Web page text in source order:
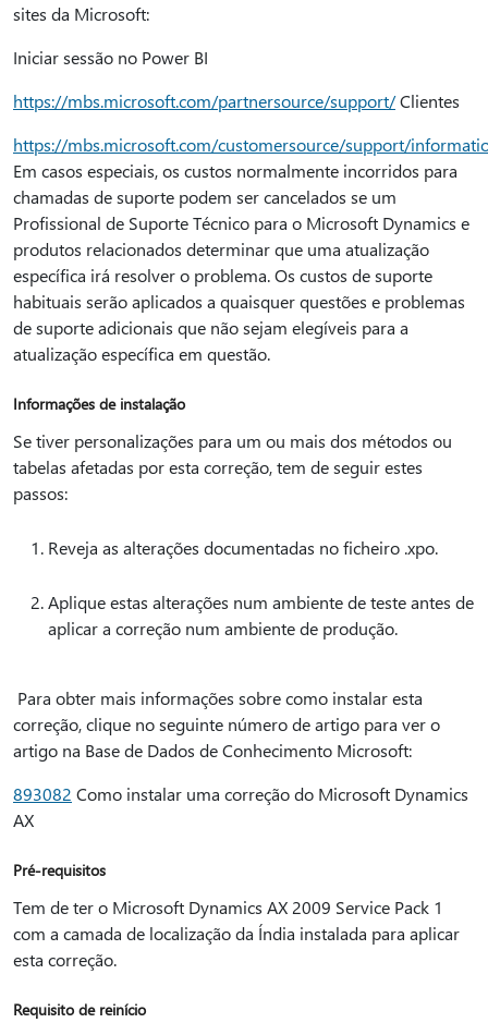
sites da Microsoft:
Iniciar sessão no Power BI
https://mbs.microsoft.com/partnersource/support/Clientes
https://mbs.microsoft.com/customersource/support/
Em casos especiais, os custos normalmente incorridos para
chamadas de suporte podem ser cancelados se um
Profissional de Suporte Técnico para o Microsoft Dynamics e
produtos relacionados determinar que uma atualização
específica irá resolver o problema. Os custos de suporte
habituais serão aplicados a quaisquer questões e problemas
de suporte adicionais que não sejam elegíveis para a
atualização específica em questão.
Informações de instalação
Se tiver personalizações para um ou mais dos métodos ou
tabelas afetadas por esta correção, tem de seguir estes
passos:
Reveja as alterações documentadas no ficheiro .xpo.
Aplique estas alterações num ambiente de teste antes de
aplicar a correção num ambiente de produção.
Para obter mais informações sobre como instalar esta
correção, clique no seguinte número de artigo para ver o
artigo na Base de Dados de Conhecimento Microsoft:
893082 Como instalar uma correção do Microsoft Dynamics
AX
Pré-requisitos
Tem de ter o Microsoft Dynamics AX 2009 Service Pack 1
com a camada de localização da Índia instalada para aplicar
esta correção.
Requisito de reinício